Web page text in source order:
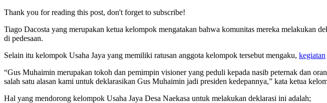
Thank you for reading this post, don't forget to subscribe!
Tiago Dacosta yang merupakan ketua kelompok mengatakan bahwa komunitas mereka melakukan
di pedesaan.
Selain itu kelompok Usaha Jaya yang memiliki ratusan anggota kelompok tersebut mengaku, kegiatan
“Gus Muhaimin merupakan tokoh dan pemimpin visioner yang peduli kepada nasib peternak dan
salah satu alasan kami untuk deklarasikan Gus Muhaimin jadi presiden kedepannya,” kata ketua
Hal yang mendorong kelompok Usaha Jaya Desa Naekasa untuk melakukan deklarasi ini adalah;